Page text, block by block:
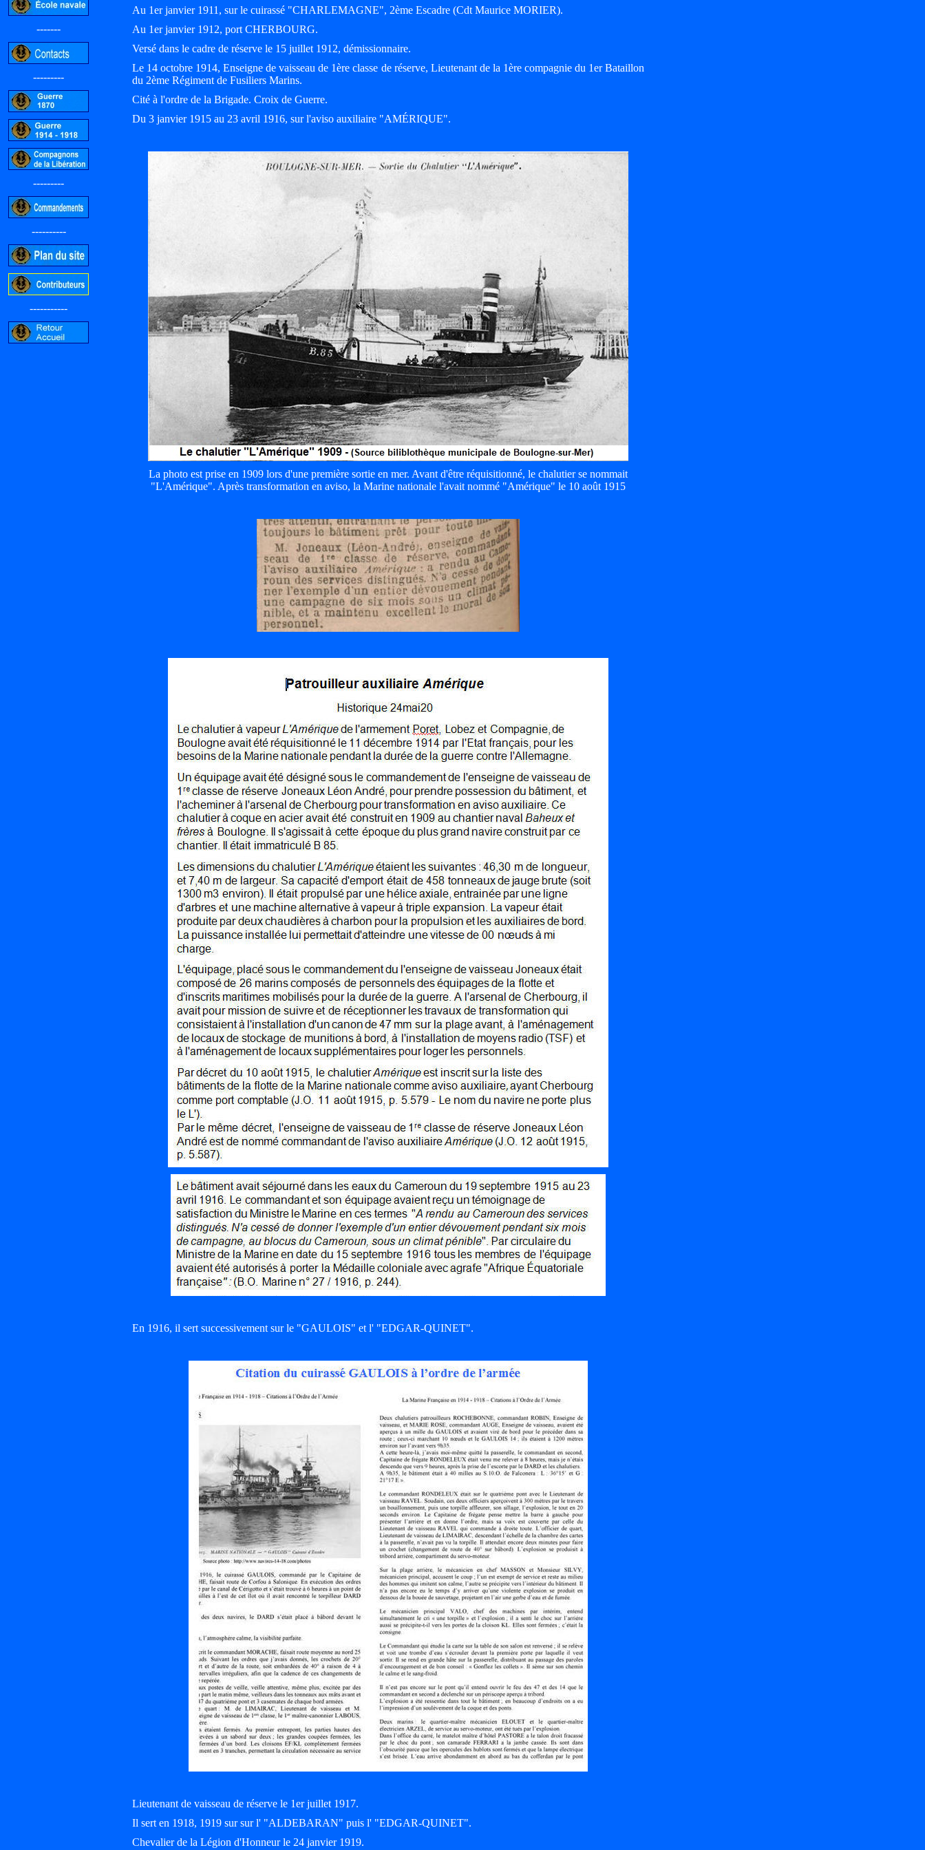
-------
---------
---------
----------
-----------
Au 1er janvier 1911, sur le cuirassé "CHARLEMAGNE", 2ème Escadre (Cdt Maurice MORIER).
Au 1er janvier 1912, port CHERBOURG.
Versé dans le cadre de réserve le 15 juillet 1912, démissionnaire.
Le 14 octobre 1914, Enseigne de vaisseau de 1ère classe de réserve, Lieutenant de la 1ère compagnie du 1er Bataillon
du 2ème Régiment de Fusiliers Marins.
Cité à l'ordre de la Brigade. Croix de Guerre.
Du 3 janvier 1915 au 23 avril 1916, sur l'aviso auxiliaire "AMÉRIQUE".
La photo est prise en 1909 lors d'une première sortie en mer. Avant d'être réquisitionné, le chalutier se nommait
"L'Amérique". Après transformation en aviso, la Marine nationale l'avait nommé "Amérique" le 10 août 1915
En 1916, il sert successivement sur le "GAULOIS" et l' "EDGAR-QUINET".
Lieutenant de vaisseau de réserve le 1er juillet 1917.
Il sert en 1918, 1919 sur sur l' "ALDEBARAN" puis l' "EDGAR-QUINET".
Chevalier de la Légion d'Honneur le 24 janvier 1919.